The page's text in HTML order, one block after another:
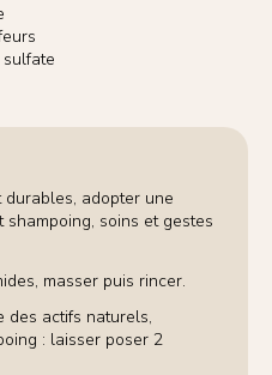
adopter une
soins et gestes
masser puis rincer.
des actifs naturels,
: laisser poser 2